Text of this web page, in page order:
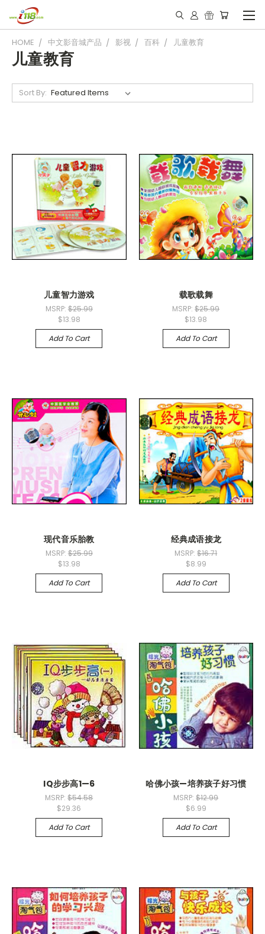
HOME 中文影音城产品 影视 百科 儿童教育
儿童教育
Sort By:
儿童智力游戏
MSRP: $25.99
$13.98
Add To Cart
载歌载舞
MSRP:$25.99
$13.98
Add To Cart
现代音乐胎教
MSRP: $25.99
$13.98
Add To Cart
经典成语接龙
MSRP:$16.71
$8.99
Add To Cart
IQ步步高1—6
MSRP:$54.58
$29.36
Add To Cart
哈佛小孩—培养孩子好习惯
MSRP:$12.99
$6.99
Add To Cart